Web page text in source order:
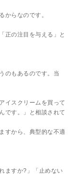
からなのです。
正の注目を与える」と
のもあるのです。当
イスクリームを買って
です。」と相談されて
すから、典型的な不適
ますか?」「止めない